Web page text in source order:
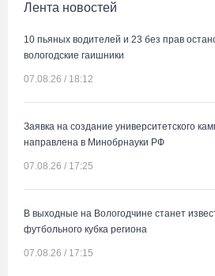
Лента новостей
10 пьяных водителей и 23 без прав
вологодские гаишники
07.08.26 / 18:12
Заявка на создание университетского
направлена в Минобрнауки РФ
07.08.26 / 17:25
В выходные на Вологодчине станет
футбольного кубка региона
07.08.26 / 17:15